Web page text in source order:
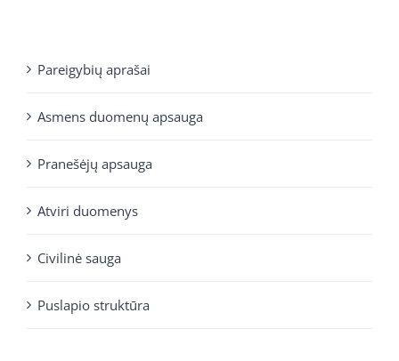
Pareigybių aprašai
Asmens duomenų apsauga
Pranešėjų apsauga
Atviri duomenys
Civilinė sauga
Puslapio struktūra